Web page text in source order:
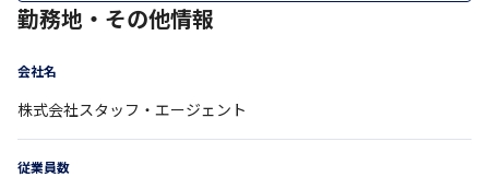
勤務地・その他情報
会社名
株式会社スタッフ・エージェント
従業員数